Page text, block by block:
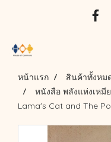
หน้าแรก สินค้าทั้งหม
หนังสือ พลังแห่งเหมี
Lama's Cat and The